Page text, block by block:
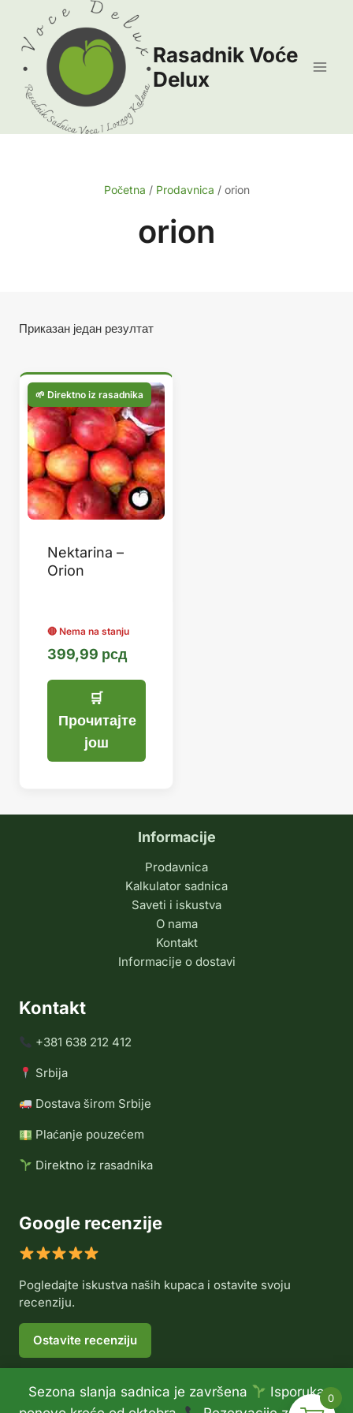
Sezona slanja sadnica je završena
Isporuka
content
Rasadnik Voće
Delux
Početna / Prodavnica / orion
orion
Приказан један резултат
Nektarina –
Orion
399,99 рсд
Прочитајте
још
Informacije
Prodavnica
Kalkulator sadnica
Saveti i iskustva
O nama
Kontakt
Informacije o dostavi
Kontakt
+381 638 212 412
Srbija
Dostava širom Srbije
Plaćanje pouzećem
Direktno iz rasadnika
Google recenzije
Pogledajte iskustva naših kupaca i ostavite svoju
recenziju.
Ostavite recenziju
0